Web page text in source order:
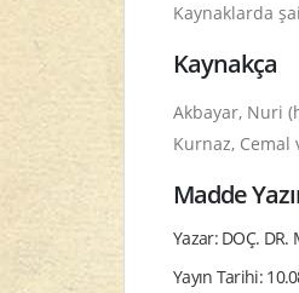
Kaynaklarda
Kaynakça
Akbayar, Nuri
Kurnaz, Cemal
Madde
Yazar: DOÇ. DR.
Yayın Tarihi: